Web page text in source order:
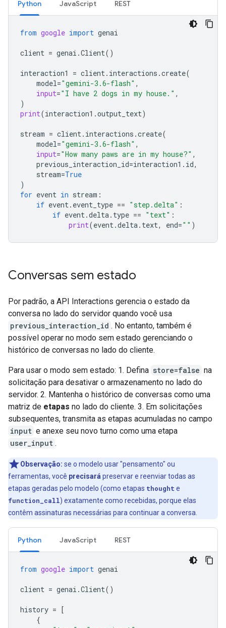
Python JavaScript REST
from google import genai
client = genai .Client()
interaction1 = client. interactions .create(
model="gemini-3.6-flash" ,
input="I have 2 dogs in my house." ,
)
print(interaction1 .output_text)
stream = client. interactions .create(
model="gemini-3.6-flash" ,
input="How many paws are in my house?" ,
previous_interaction_id=interaction1 . id,
stream=True
)
for event in stream :
if event. event_type == "step.delta" :
if event.delta. type == "text" :
print(event.delta. text, end="" )
Conversas sem estado
Por padrão, a API Interactions gerencia o estado da
conversa no lado do servidor quando você usa
previous_interaction_id . No entanto, também é
possível operar no modo sem estado gerenciando o
histórico de conversas no lado do cliente.
Para usar o modo sem estado: 1. Defina store=false na
solicitação para desativar o armazenamento no lado do
servidor. 2. Mantenha o histórico de conversas como uma
matriz de etapas no lado do cliente. 3. Em solicitações
subsequentes, transmita as etapas acumuladas no campo
input e anexe seu novo turno como uma etapa
user_input .
Observação: se o modelo usar "pensamento" ou
ferramentas, você precisará preservar e reenviar todas as
etapas geradas pelo modelo (como etapas thought e
function_call) exatamente como recebidas, porque elas
contêm assinaturas necessárias para continuar a conversa.
Python JavaScript REST
from google import genai
client = genai .Client()
history = [
{